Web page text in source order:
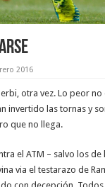
2016
otra vez. Lo peor no
invertido las tornas y
que no llega.
el ATM – salvo los de
via el testarazo de